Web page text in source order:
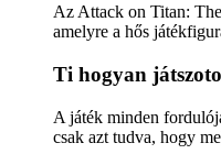
Az Attack on Titan:
amelyre a hős
Ti hogyan
A játék minden
csak azt tudva, hogy